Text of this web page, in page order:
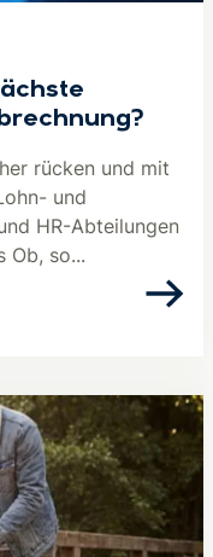
rücken und mit
und
HR-Abteilungen
Ob, so...